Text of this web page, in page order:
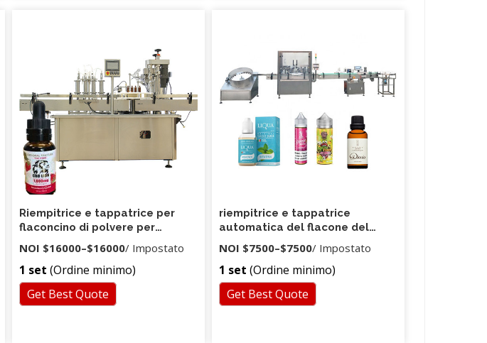
Riempitrice e tappatrice per
flaconcino di polvere per
farmacia in linea di riempimento
di bottiglie di vetro da 10 g
NOI $16000–$16000/ Impostato
1 set (Ordine minimo)
Get Best Quote
riempitrice e tappatrice
automatica del flacone del
barattolo della bottiglia di
piccolo volume
NOI $7500–$7500/ Impostato
1 set (Ordine minimo)
Get Best Quote